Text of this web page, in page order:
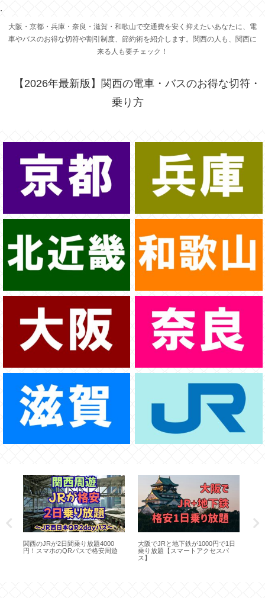
.
大阪・京都・兵庫・奈良・滋賀・和歌山で交通費を安く抑えたいあなたに、電
車やバスのお得な切符や割引制度、節約術を紹介します。関西の人も、関西に
来る人も要チェック！
【2026年最新版】関西の電車・バスのお得な切符・
乗り方
関西のJRが2日間乗り放題4000
円！スマホのQRパスで格安周遊
大阪でJRと地下鉄が1000円で1日
乗り放題【スマートアクセスパ
ス】